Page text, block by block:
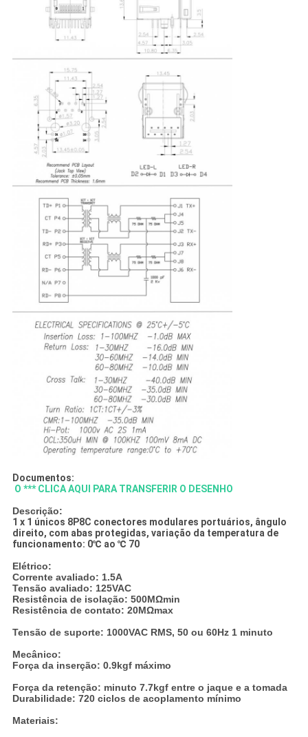
Documentos:
O *** CLICA AQUI PARA TRANSFERIR O DESENHO
Descrição:
1 x 1 únicos 8P8C conectores modulares portuários, ângulo
direito, com abas protegidas, variação da temperatura de
funcionamento: 0℃ ao ℃ 70
Elétrico:
Corrente avaliado: 1.5A
Tensão avaliado: 125VAC
Resistência de isolação: 500MΩmin
Resistência de contato: 20MΩmax
Tensão de suporte: 1000VAC RMS, 50 ou 60Hz 1 minuto
Mecânico:
Força da inserção: 0.9kgf máximo
Força da retenção: minuto 7.7kgf entre o jaque e a tomada
Durabilidade: 720 ciclos de acoplamento mínimo
Materiais: